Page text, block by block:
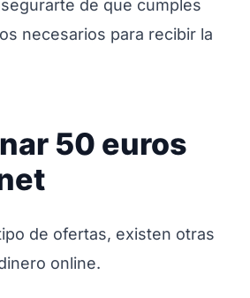
de que cumples
necesarios para recibir la
50 euros
de ofertas, existen otras
online.